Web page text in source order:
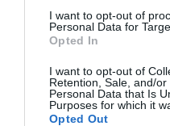
I want to opt-out of
Personal Data for
Opted In
I want to opt-out of
Retention, Sale, and/
Personal Data that Is
Purposes for which it
Opted Out
ΤΕΛΕΙΏΝΟΥΜΕ ΜΕ ΤΑ
ΞΕΚΙΝΆΜΕ ΔΟΥΛΕΙΆ!